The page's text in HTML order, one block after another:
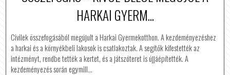
HARKAI GYERM...
Civilek összefogásából megújult a Harkai Gyermekotthon. A kezdeményezéshez
a harkai és a környékbeli lakosok is csatlakoztak. A segítők kifestették az
intézményt, rendbe tették a kertet, és a játszóteret is újjáépítették. A
kezdeményezés során egymill…